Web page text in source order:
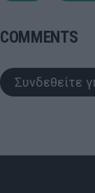
COMMENTS
Συνδεθείτε